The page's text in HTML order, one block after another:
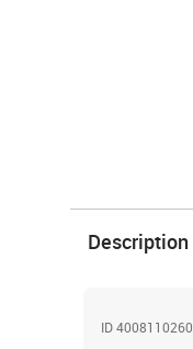
Description
ID